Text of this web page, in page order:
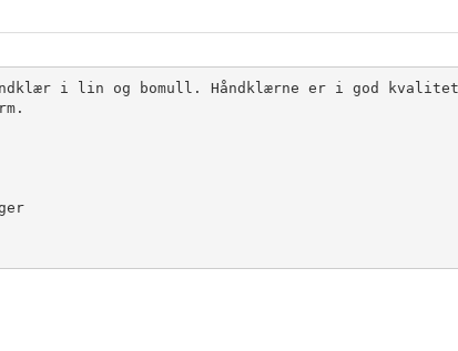
i lin og bomull. Håndklærne er i god